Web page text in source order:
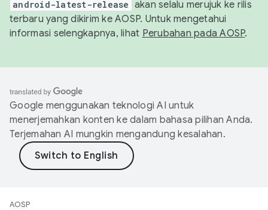
android-latest-release akan selalu merujuk ke rilis
terbaru yang dikirim ke AOSP. Untuk mengetahui
informasi selengkapnya, lihat Perubahan pada AOSP.
Google menggunakan teknologi AI untuk
menerjemahkan konten ke dalam bahasa pilihan Anda.
Terjemahan AI mungkin mengandung kesalahan.
AOSP